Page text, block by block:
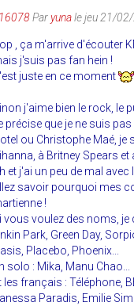
Paryunale jeu 21/
, ça m'arrive d'écouter
j'suis pas fan hein !
juste en ce moment
j'aime bien le rock, le
précise que je ne suis
ou Christophe Maé, je
à Britney Spears
et j'ai un peu de mal avec
savoir pourquoi mes
!
vous voulez des noms, je
Park, Green Day,
Placebo, Phoenix...
solo : Mika, Manu Chao...
les français : Téléphone,
Paradis, Emilie